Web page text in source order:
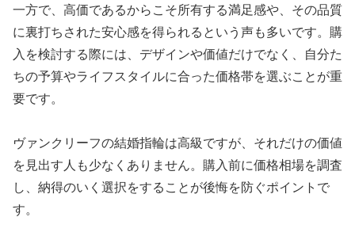
一方で、高価であるからこそ所有する満足感や、その品質
に裏打ちされた安心感を得られるという声も多いです。購
入を検討する際には、デザインや価値だけでなく、自分た
ちの予算やライフスタイルに合った価格帯を選ぶことが重
要です。
ヴァンクリーフの結婚指輪は高級ですが、それだけの価値
を見出す人も少なくありません。購入前に価格相場を調査
し、納得のいく選択をすることが後悔を防ぐポイントで
す。